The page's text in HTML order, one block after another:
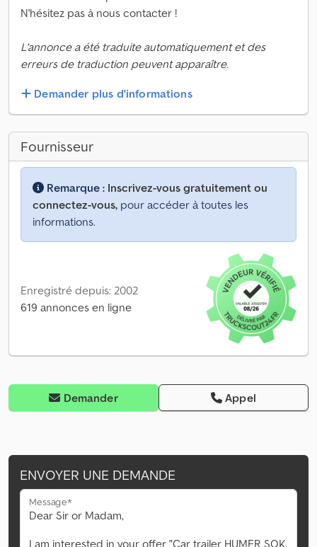
N'hésitez pas à nous contacter !
L'annonce a été traduite automatiquement et des
erreurs de traduction peuvent apparaître.
Demander plus d'informations
Fournisseur
Remarque : Inscrivez-vous gratuitement ou
connectez-vous, pour accéder à toutes les
informations.
Enregistré depuis: 2002
619 annonces en ligne
Demander Appel
ENVOYER UNE DEMANDE
Message*